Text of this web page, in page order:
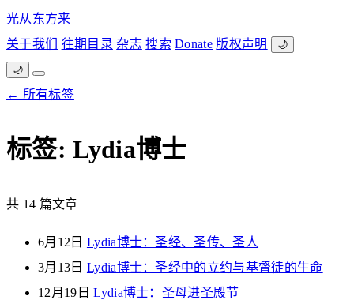
光从东方来
关于我们
往期目录 杂志 搜索 Donate 版权声明 🌙
🌙
← 所有标签
标签: Lydia博士
共 14 篇文章
6月12日 Lydia博士：圣经、圣传、圣人
3月13日 Lydia博士：圣经中的立约与基督徒的生命
12月19日Lydia博士：圣母进圣殿节